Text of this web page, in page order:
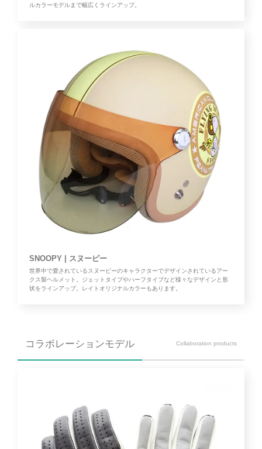
ルカラーモデルまで幅広くラインアップ。
SNOOPY | スヌーピー
世界中で愛されているスヌーピーのキャラクターでデザインされているアー
クス製ヘルメット。ジェットタイプやハーフタイプなど様々なデザインと形
状をラインアップ。レイトオリジナルカラーもあります。
コラボレーションモデル Collaboration products